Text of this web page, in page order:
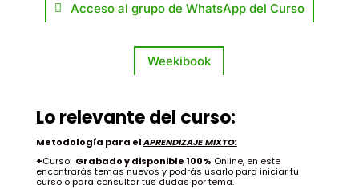
Acceso al grupo de WhatsApp del Curso
Weekibook
Lo relevante del curso:
Metodología para elAPRENDIZAJE MIXTO:
+Curso: Grabado y disponible 100% Online, en este
encontrarás temas nuevos y podrás usarlo para iniciar tu
curso o para consultar tus dudas por tema.